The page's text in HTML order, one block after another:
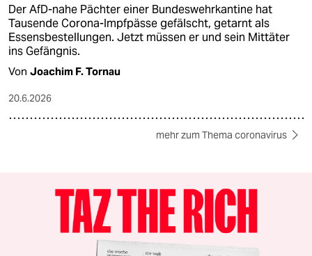
Der AfD-nahe Pächter einer Bundeswehrkantine hat
Tausende Corona-Impfpässe gefälscht, getarnt als
Essensbestellungen. Jetzt müssen er und sein Mittäter
ins Gefängnis.
Von Joachim F. Tornau
20.6.2026
mehr zum Thema coronavirus